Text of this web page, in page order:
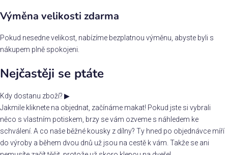
Výměna velikosti zdarma
Pokud nesedne velikost, nabízíme bezplatnou výměnu, abyste byli s
nákupem plně spokojeni.
Nejčastěji se ptáte
Kdy dostanu zboží? ▶
Jakmile kliknete na objednat, začínáme makat! Pokud jste si vybrali
něco s vlastním potiskem, brzy se vám ozveme s náhledem ke
schválení. A co naše běžné kousky z dílny? Ty hned po objednávce míří
do výroby a během dvou dnů už jsou na cestě k vám. Takže se ani